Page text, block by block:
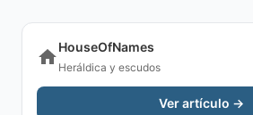
HouseOfNames
Heráldica y escudos
Ver artículo →